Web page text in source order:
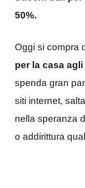
50%.
Oggi si compra
per la casa
spenda gran
siti internet,
nella speranza
o addirittura